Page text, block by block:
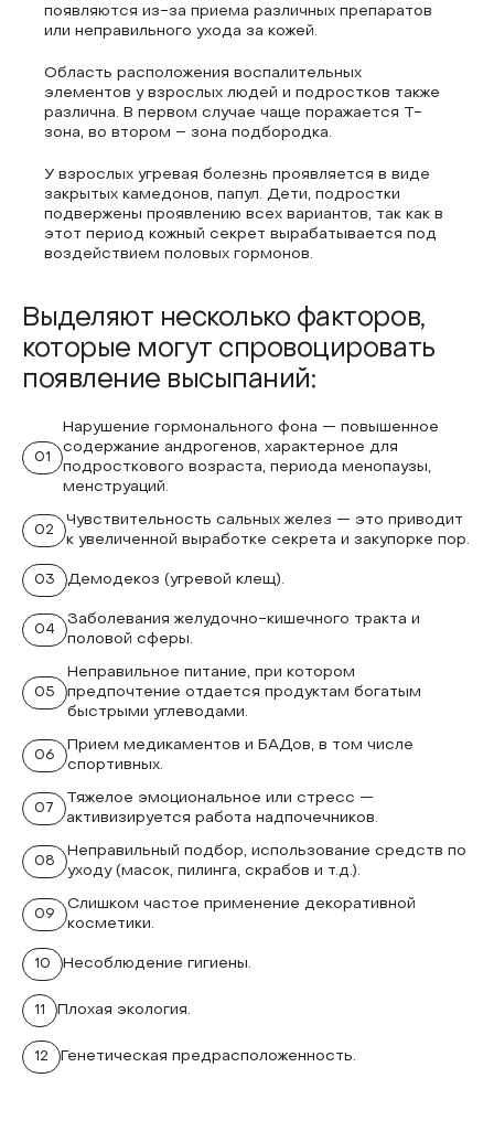
появляются из-за приема различных препаратов
или неправильного ухода за кожей.
Область расположения воспалительных
элементов у взрослых людей и подростков также
различна. В первом случае чаще поражается Т-
зона, во втором – зона подбородка.
У взрослых угревая болезнь проявляется в виде
закрытых камедонов, папул. Дети, подростки
подвержены проявлению всех вариантов, так как в
этот период кожный секрет вырабатывается под
воздействием половых гормонов.
Выделяют несколько факторов,
которые могут спровоцировать
появление высыпаний:
01
Нарушение гормонального фона — повышенное
содержание андрогенов, характерное для
подросткового возраста, периода менопаузы,
менструаций.
02
Чувствительность сальных желез — это приводит
к увеличенной выработке секрета и закупорке пор.
03 Демодекоз (угревой клещ).
04
Заболевания желудочно-кишечного тракта и
половой сферы.
05
Неправильное питание, при котором
предпочтение отдается продуктам богатым
быстрыми углеводами.
06
Прием медикаментов и БАДов, в том числе
спортивных.
07
Тяжелое эмоциональное или стресс —
активизируется работа надпочечников.
08
Неправильный подбор, использование средств по
уходу (масок, пилинга, скрабов и т.д.).
09
Слишком частое применение декоративной
косметики.
10 Несоблюдение гигиены.
11 Плохая экология.
12 Генетическая предрасположенность.